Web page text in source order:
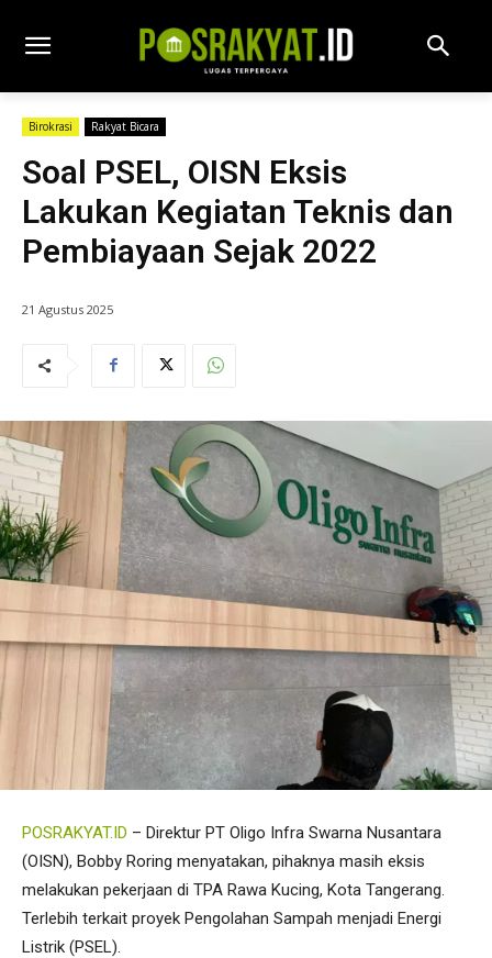
Birokrasi Rakyat Bicara
Soal PSEL, OISN Eksis
Lakukan Kegiatan Teknis dan
Pembiayaan Sejak 2022
21 Agustus 2025
POSRAKYAT.ID – Direktur PT Oligo Infra Swarna Nusantara
(OISN), Bobby Roring menyatakan, pihaknya masih eksis
melakukan pekerjaan di TPA Rawa Kucing, Kota Tangerang.
Terlebih terkait proyek Pengolahan Sampah menjadi Energi
Listrik (PSEL).